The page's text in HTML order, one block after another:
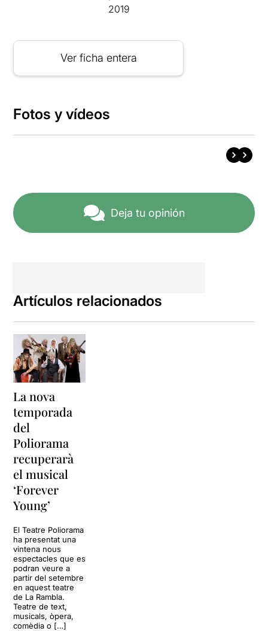
2019
Ver ficha entera
Fotos y vídeos
Deja tu opinión
Artículos relacionados
La nova
temporada
del
Poliorama
recuperarà
el musical
‘Forever
Young’
El Teatre Poliorama
ha presentat una
vintena nous
espectacles que es
podran veure a
partir del setembre
en aquest teatre
de La Rambla.
Teatre de text,
musicals, òpera,
comèdia o […]